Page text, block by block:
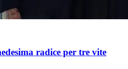
radice per tre vite